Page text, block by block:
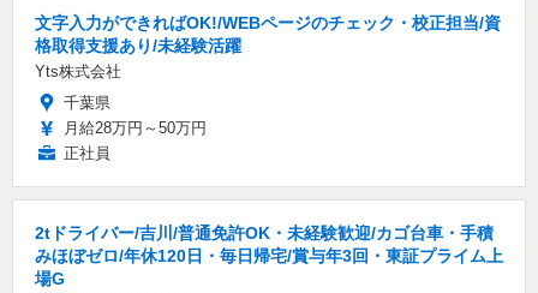
文字入力ができればOK!/WEBページのチェック・校正担当/資
格取得支援あり/未経験活躍
Yts株式会社
千葉県
月給28万円～50万円
正社員
2tドライバー/吉川/普通免許OK・未経験歓迎/カゴ台車・手積
みほぼゼロ/年休120日・毎日帰宅/賞与年3回・東証プライム上
場G